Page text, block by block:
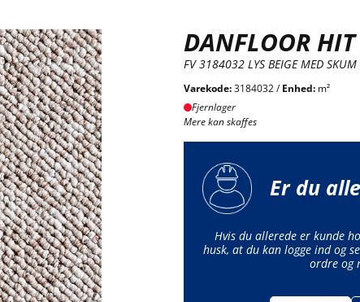
DANFLOOR HIT
FV 3184032 LYS BEIGE MED SKUM
Varekode:3184032 /Enhed: m²
Fjernlager
Mere kan skaffes
Er du
Hvis du allerede er kunde
husk, at du kan logge ind og
ordre og